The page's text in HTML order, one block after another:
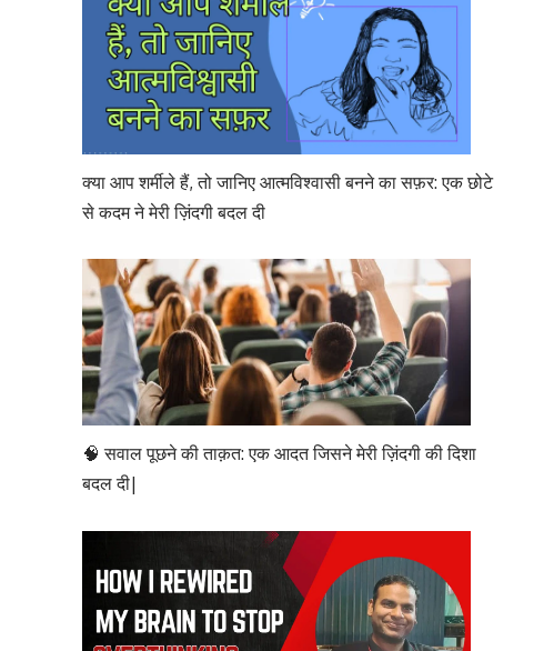
क्या आप शर्मीले हैं, तो जानिए आत्मविश्वासी बनने का सफ़र: एक छोटे
से कदम ने मेरी ज़िंदगी बदल दी
🧠 सवाल पूछने की ताक़त: एक आदत जिसने मेरी ज़िंदगी की दिशा
बदल दी|